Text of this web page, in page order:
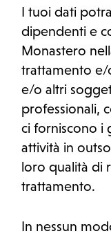
I tuoi dati
dipendenti e
Monastero
trattamento e/
e/o altri
professionali,
ci forniscono i
attività in
loro qualità di
trattamento.
In nessun